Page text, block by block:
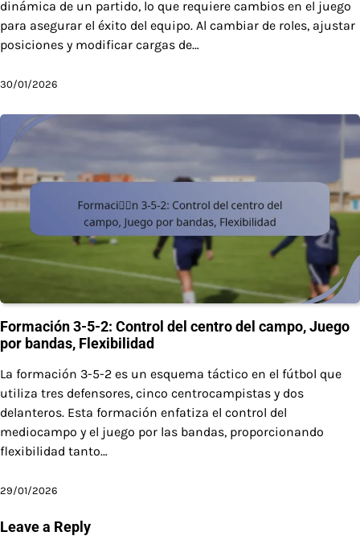
dinámica de un partido, lo que requiere cambios en el juego
para asegurar el éxito del equipo. Al cambiar de roles, ajustar
posiciones y modificar cargas de…
30/01/2026
Formación 3-5-2: Control del centro del campo, Juego
por bandas, Flexibilidad
La formación 3-5-2 es un esquema táctico en el fútbol que
utiliza tres defensores, cinco centrocampistas y dos
delanteros. Esta formación enfatiza el control del
mediocampo y el juego por las bandas, proporcionando
flexibilidad tanto…
29/01/2026
Leave a Reply